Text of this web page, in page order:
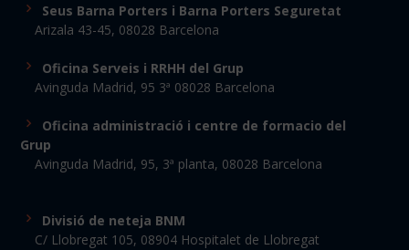
Seus Barna Porters i Barna Porters Seguretat
Arizala 43-45, 08028 Barcelona
Oficina Serveis i RRHH del Grup
Avinguda Madrid, 95 3ª 08028 Barcelona
Oficina administració i centre de formacio del
Grup
Avinguda Madrid, 95, 3ª planta, 08028 Barcelona
Divisió de neteja BNM
C/ Llobregat 105, 08904 Hospitalet de Llobregat